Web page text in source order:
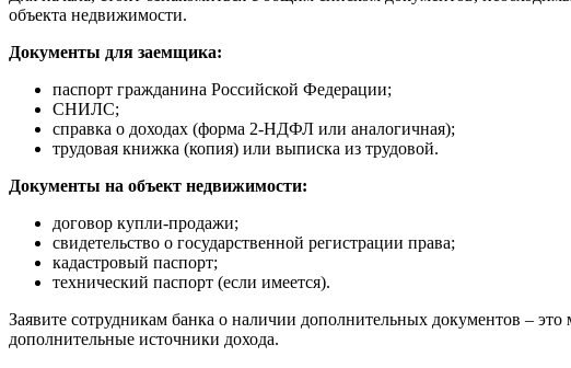
объекта недвижимости.
Документы для заемщика:
паспорт гражданина Российской Федерации;
СНИЛС;
справка о доходах (форма 2-НДФЛ или аналогичная);
трудовая книжка (копия) или выписка из трудовой.
Документы на объект недвижимости:
договор купли-продажи;
свидетельство о государственной регистрации права;
кадастровый паспорт;
технический паспорт (если имеется).
Заявите сотрудникам банка о наличии дополнительных документов –
дополнительные источники дохода.